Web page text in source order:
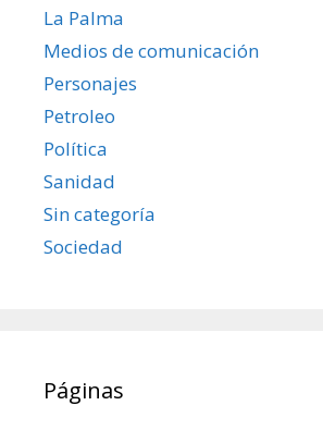
La Palma
Medios de comunicación
Personajes
Petroleo
Política
Sanidad
Sin categoría
Sociedad
Páginas